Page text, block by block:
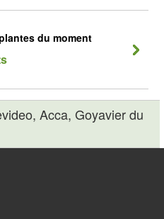
du moment
Acca, Goyavier du